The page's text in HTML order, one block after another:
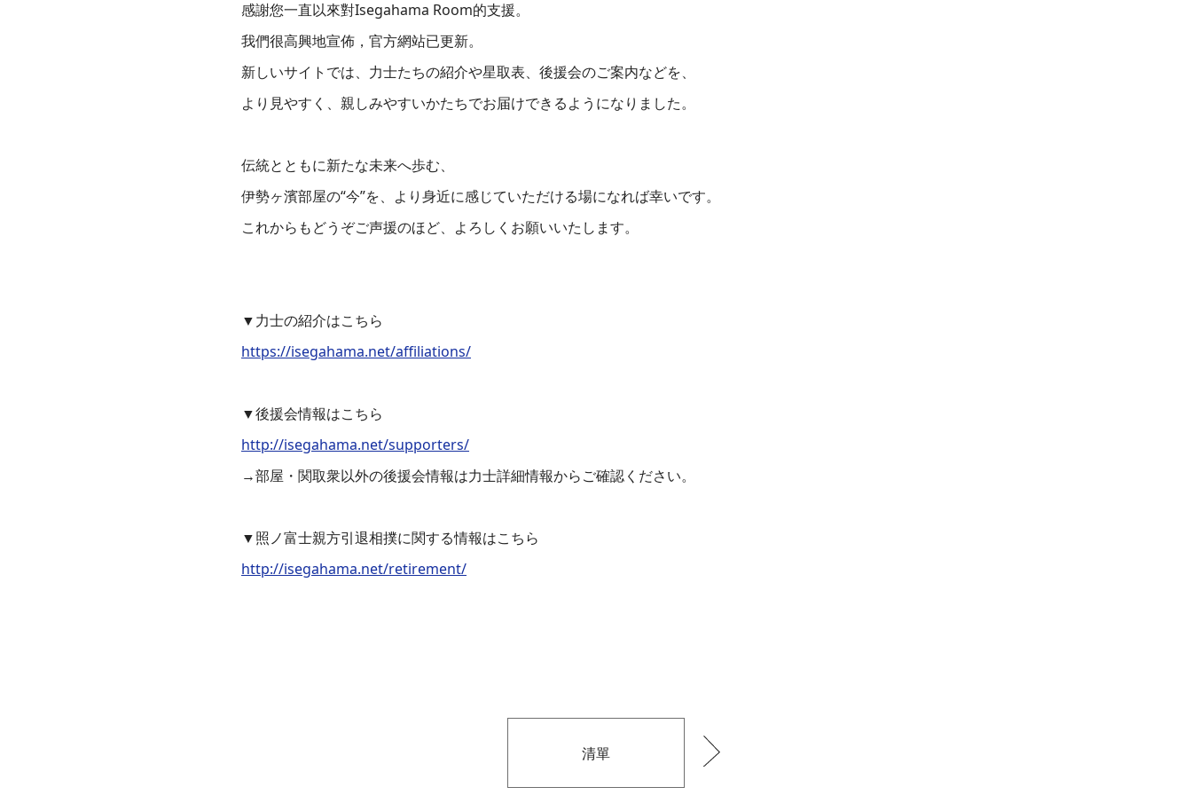
感謝您一直以來對Isegahama Room的支援。
我們很高興地宣佈，官方網站已更新。
新しいサイトでは、力士たちの紹介や星取表、後援会のご案内などを、
より見やすく、親しみやすいかたちでお届けできるようになりました。
伝統とともに新たな未来へ歩む、
伊勢ヶ濱部屋の“今”を、より身近に感じていただける場になれば幸いです。
これからもどうぞご声援のほど、よろしくお願いいたします。
▼力士の紹介はこちら
https://isegahama.net/affiliations/
▼後援会情報はこちら
http://isegahama.net/supporters/
→部屋・関取衆以外の後援会情報は力士詳細情報からご確認ください。
▼照ノ富士親方引退相撲に関する情報はこちら
http://isegahama.net/retirement/
清單
到